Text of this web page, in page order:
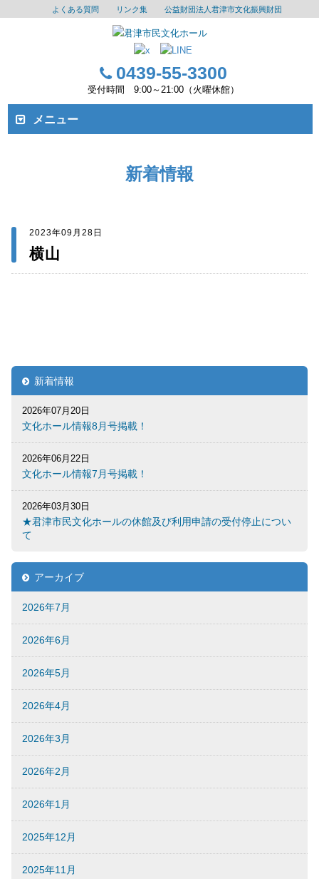
よくある質問 リンク集 公益財団法人君津市文化振興財団
0439-55-3300
受付時間 9:00～21:00（火曜休館）
メニュー
新着情報
2023年09月28日
横山
新着情報
2026年07月20日
文化ホール情報8月号掲載！
2026年06月22日
文化ホール情報7月号掲載！
2026年03月30日
★君津市民文化ホールの休館及び利用申請の受付停止につい
て
アーカイブ
2026年7月
2026年6月
2026年5月
2026年4月
2026年3月
2026年2月
2026年1月
2025年12月
2025年11月